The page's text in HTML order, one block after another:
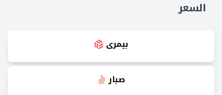
السعر
بيمرى
صبار